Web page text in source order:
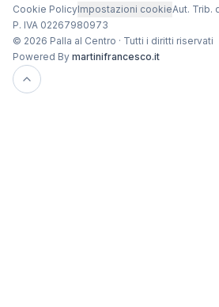
Cookie PolicyImpostazioni cookieAut. Trib.
P. IVA 02267980973
© 2026 Palla al Centro · Tutti i diritti riservati
Powered By martinifrancesco.it